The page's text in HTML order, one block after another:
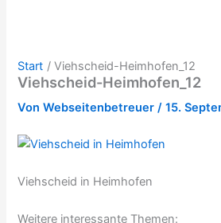
Start Viehscheid-Heimhofen_12
Viehscheid-Heimhofen_12
VonWebseitenbetreuer/15.
Viehscheid in Heimhofen
Weitere interessante Themen: